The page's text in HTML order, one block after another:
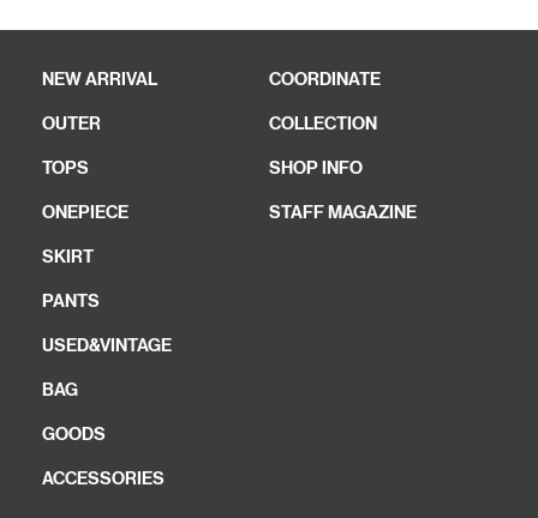
NEW ARRIVAL
OUTER
TOPS
ONEPIECE
SKIRT
PANTS
USED&VINTAGE
BAG
GOODS
ACCESSORIES
COORDINATE
COLLECTION
SHOP INFO
STAFF MAGAZINE